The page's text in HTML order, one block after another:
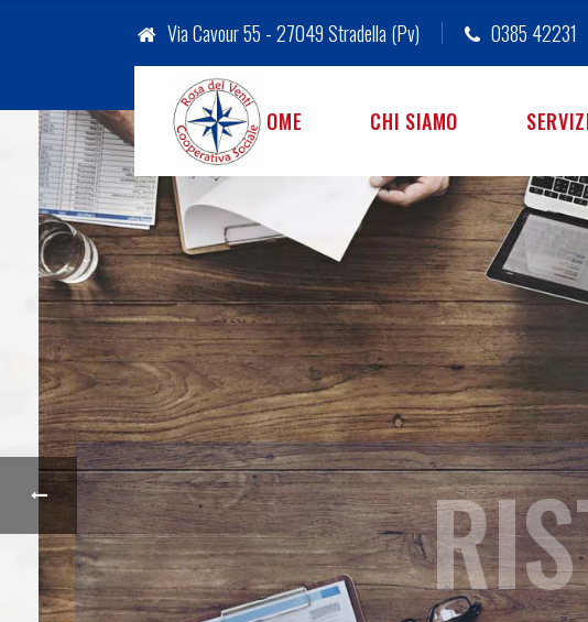
Via Cavour 55 - 27049 Stradella (Pv) 0385 42231
HOME CHI SIAMO